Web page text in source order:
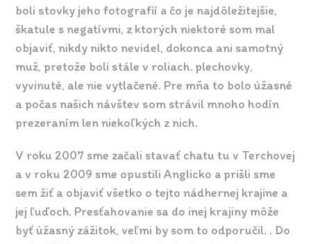
boli stovky jeho fotografií a čo je najdôležitejšie,
škatule s negatívmi, z ktorých niektoré som mal
objaviť, nikdy nikto nevidel, dokonca ani samotný
muž, pretože boli stále v roliach. plechovky,
vyvinuté, ale nie vytlačené. Pre mňa to bolo úžasné
a počas našich návštev som strávil mnoho hodín
prezeraním len niekoľkých z nich.
V roku 2007 sme začali stavať chatu tu v Terchovej
a v roku 2009 sme opustili Anglicko a prišli sme
sem žiť a objaviť všetko o tejto nádhernej krajine a
jej ľuďoch. Presťahovanie sa do inej krajiny môže
byť úžasný zážitok, veľmi by som to odporučil. . Do